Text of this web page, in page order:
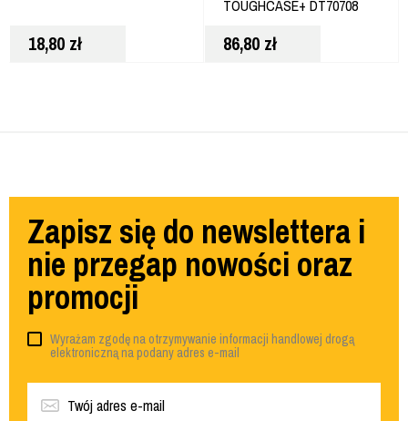
18,80 zł
TOUGHCASE+ DT70708
86,80 zł
Zapisz się do newslettera i
nie przegap nowości oraz
promocji
Wyrażam zgodę na otrzymywanie informacji handlowej drogą
elektroniczną na podany adres e-mail